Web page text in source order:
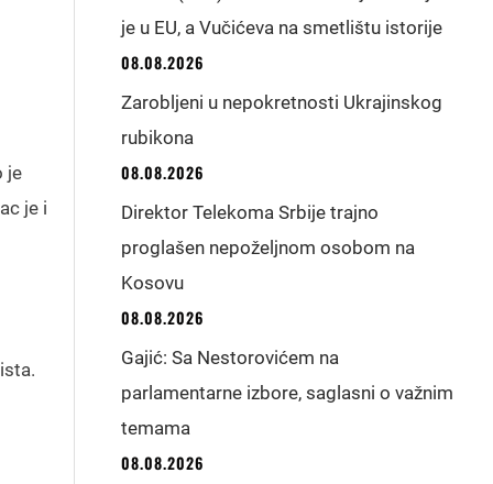
je
je i
je u EU, a Vučićeva na smetlištu istorije
08.08.2026
Zarobljeni u nepokretnosti Ukrajinskog
rubikona
08.08.2026
Direktor Telekoma Srbije trajno
proglašen nepoželjnom osobom na
Kosovu
08.08.2026
Gajić: Sa Nestorovićem na
parlamentarne izbore, saglasni o važnim
temama
08.08.2026